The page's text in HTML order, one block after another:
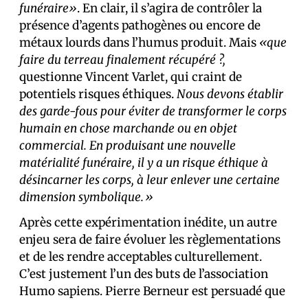
funéraire». En clair, il s’agira de contrôler la
présence d’agents pathogènes ou encore de
métaux lourds dans l’humus produit. Mais «que
faire du terreau finalement récupéré ?,
questionne Vincent Varlet, qui craint de
potentiels risques éthiques.Nous devons établir
des garde-fous pouréviterde transformer le corps
humain en chose marchande ou en objet
commercial. En produisant une nouvelle
matérialité funéraire, il y a un risque éthique à
désincarner les corps, à leur enlever une certaine
dimension symbolique.»
Après cette expérimentation inédite, un autre
enjeu sera de faire évoluer les règlementations
et de les rendre acceptables culturellement.
C’est justement l’un des buts de l’association
Humo sapiens. Pierre Berneur est persuadé que